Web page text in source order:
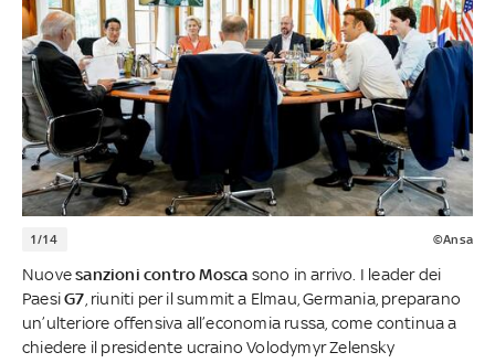
1/14 ©Ansa
Nuovesanzioni contro Mosca sono in arrivo. I leader dei
PaesiG7 , riuniti per il summit a Elmau, Germania, preparano
un’ulteriore offensiva all’economia russa, come continua a
chiedere il presidente ucraino Volodymyr Zelensky